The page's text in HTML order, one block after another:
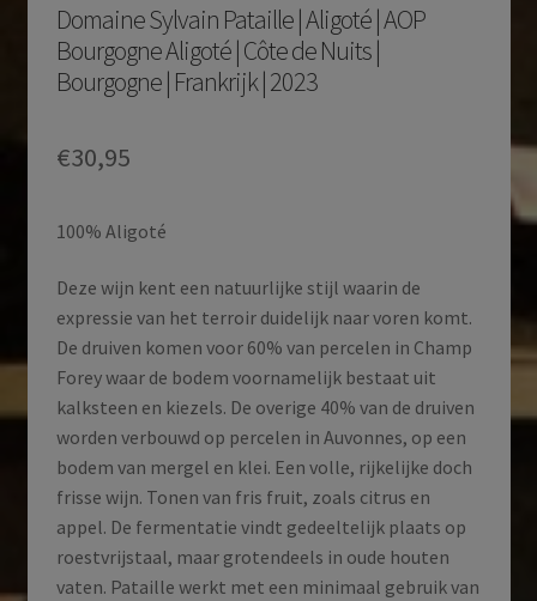
Domaine Sylvain Pataille | Aligoté | AOP
Bourgogne Aligoté | Côte de Nuits |
Bourgogne | Frankrijk | 2023
€30,95
100% Aligoté
Deze wijn kent een natuurlijke stijl waarin de
expressie van het terroir duidelijk naar voren komt.
De druiven komen voor 60% van percelen in Champ
Forey waar de bodem voornamelijk bestaat uit
kalksteen en kiezels. De overige 40% van de druiven
worden verbouwd op percelen in Auvonnes, op een
bodem van mergel en klei. Een volle, rijkelijke doch
frisse wijn. Tonen van fris fruit, zoals citrus en
appel. De fermentatie vindt gedeeltelijk plaats op
roestvrijstaal, maar grotendeels in oude houten
vaten. Pataille werkt met een minimaal gebruik van